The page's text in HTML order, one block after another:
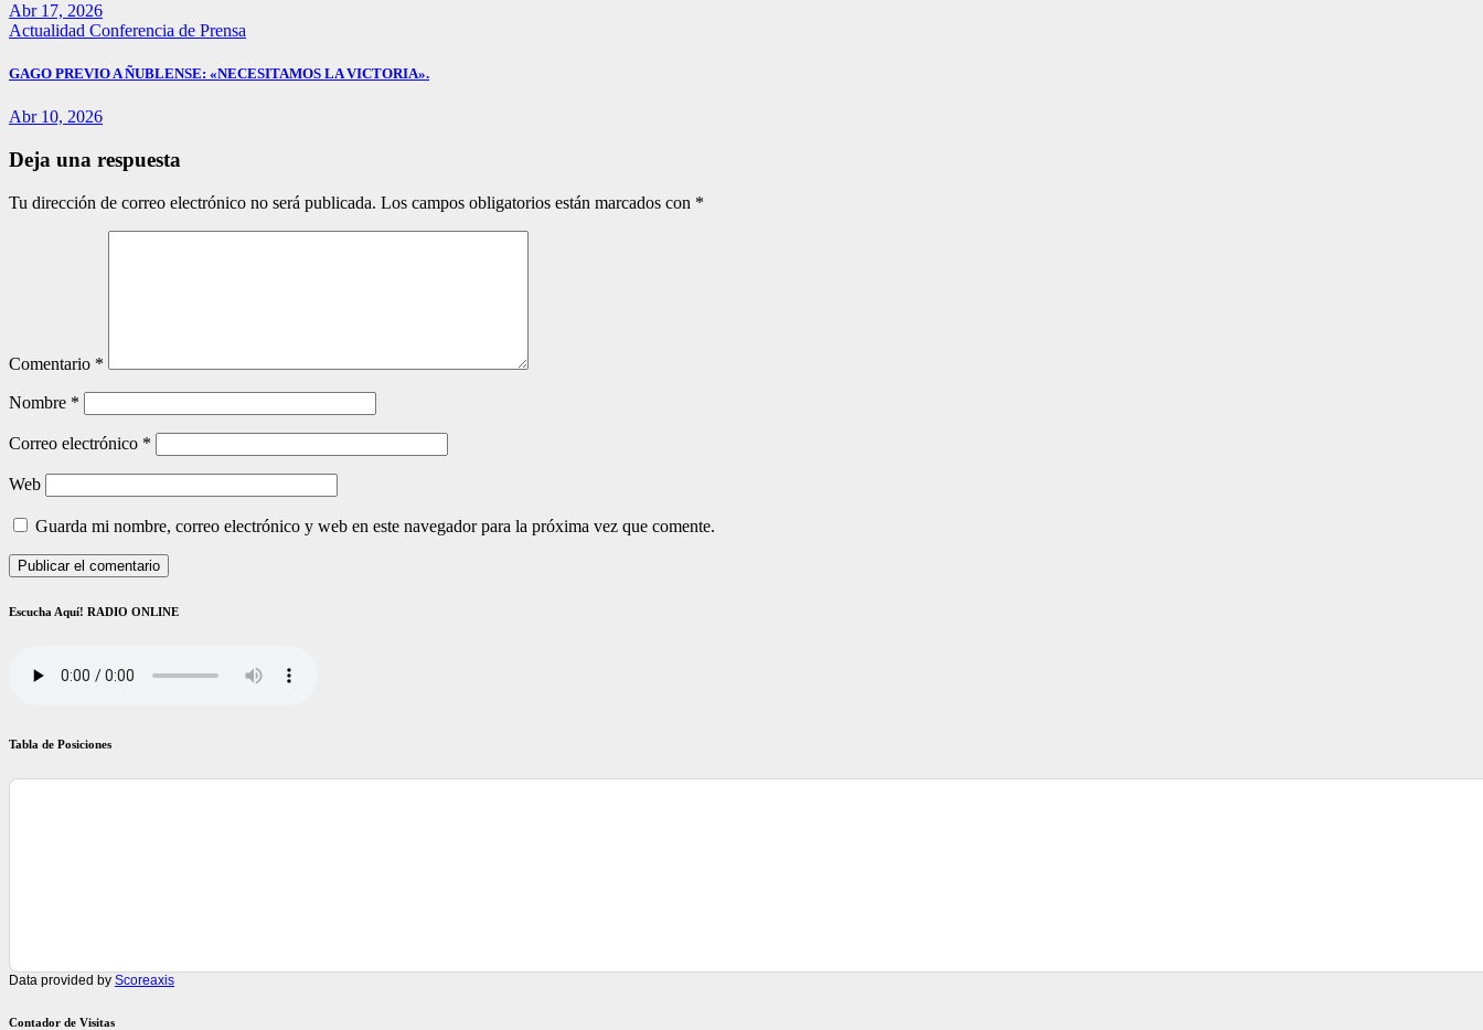
Abr 17, 2026
Actualidad Conferencia de Prensa
GAGO PREVIO A ÑUBLENSE: «NECESITAMOS LA VICTORIA».
Abr 10, 2026
Deja una respuesta
Tu dirección de correo electrónico no será publicada. Los campos obligatorios están marcados con *
Comentario *
Nombre *
Correo electrónico *
Web
Guarda mi nombre, correo electrónico y web en este navegador para la próxima vez que comente.
Escucha Aquí! RADIO ONLINE
Tabla de Posiciones
Data provided by Scoreaxis
Contador de Visitas